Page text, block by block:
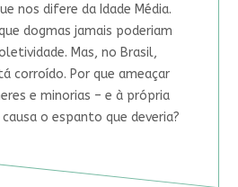
nos difere da Idade Média.
dogmas jamais poderiam
Mas, no Brasil,
corroído. Por que ameaçar
e minorias – e à própria
o espanto que deveria?